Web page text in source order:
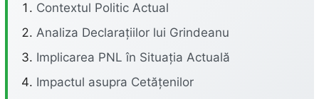
Contextul Politic Actual
Analiza Declarațiilor lui Grindeanu
Implicarea PNL în Situația Actuală
Impactul asupra Cetățenilor